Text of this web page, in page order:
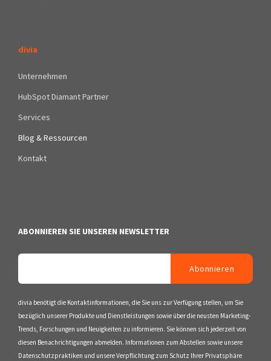
divia
Unternehmen
HubSpot Diamant Partner
Services
Blog & Ressourcen
Kontakt
ABONNIEREN SIE UNSEREN NEWSLETTER
divia benötigt die Kontaktinformationen, die Sie uns zur Verfügung stellen, um Sie
bezüglich unserer Produkte und Dienstleistungen sowie über die neusten Marketing-
Trends, Forschungen und Neuigkeiten zu informieren. Sie können sich jederzeit von
diesen Benachrichtigungen abmelden. Informationen zum Abstellen sowie unsere
Datenschutzpraktiken und unsere Verpflichtung zum Schutz Ihrer Privatsphäre